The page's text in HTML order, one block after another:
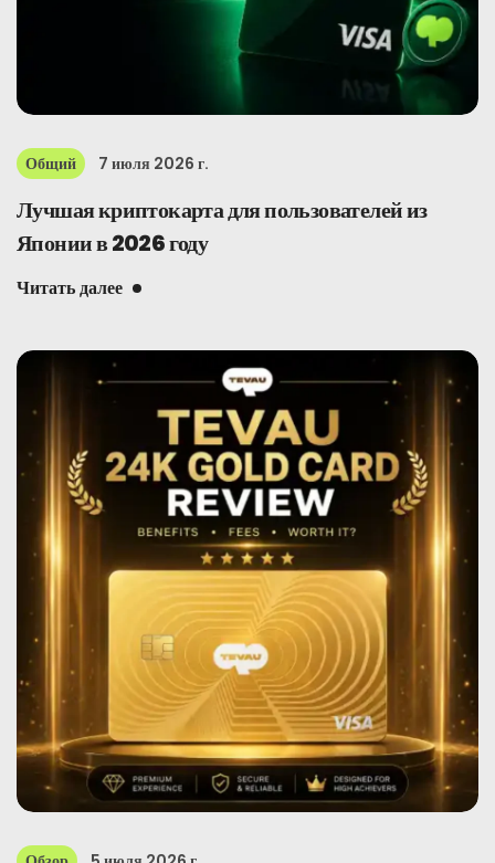
Общий 7 июля 2026 г.
Лучшая криптокарта для пользователей из
Японии в 2026 году
Читать далее